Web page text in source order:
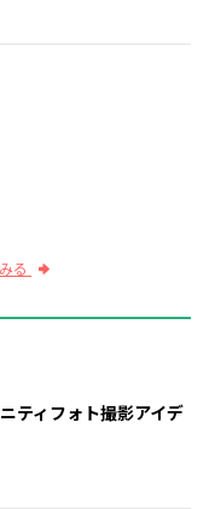
る
ティフォト撮影アイデ